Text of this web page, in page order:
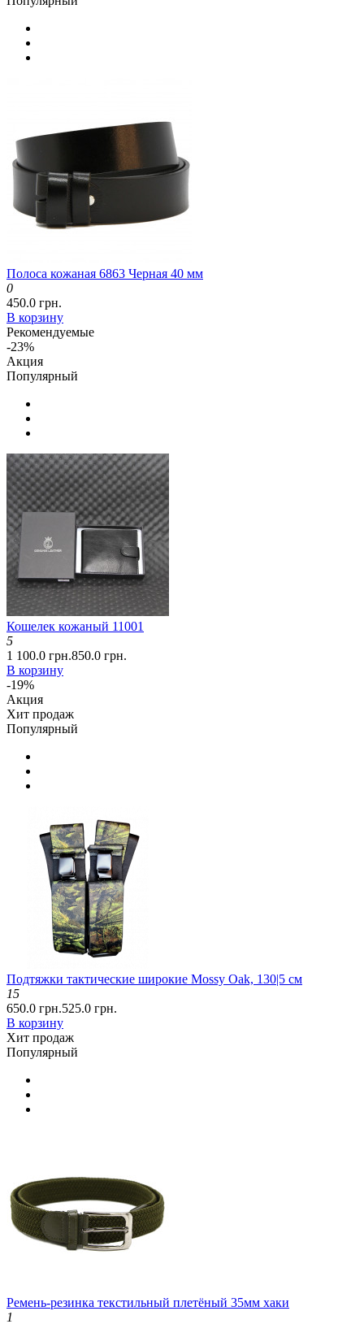
Полоса кожаная 6863 Черная 40 мм
0
450.0 грн.
В корзину
Рекомендуемые
-23%
Акция
Популярный
Кошелек кожаный 11001
5
1 100.0 грн.850.0 грн.
В корзину
-19%
Акция
Хит продаж
Популярный
Подтяжки тактические широкие Mossy Oak, 130|5 см
15
650.0 грн.525.0 грн.
В корзину
Хит продаж
Популярный
Ремень-резинка текстильный плетёный 35мм хаки
1